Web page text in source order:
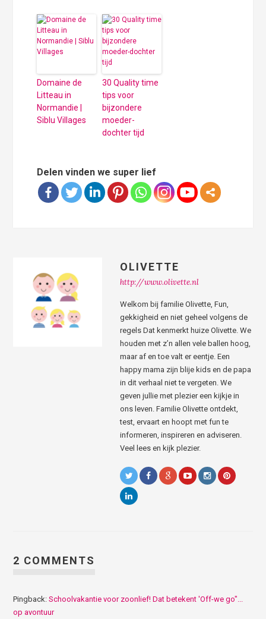
Domaine de
Litteau in
Normandie |
Siblu Villages
30 Quality time
tips voor
bijzondere
moeder-
dochter tijd
Delen vinden we super lief
OLIVETTE
http://www.olivette.nl
Welkom bij familie Olivette, Fun,
gekkigheid en niet geheel volgens de
regels Dat kenmerkt huize Olivette. We
houden met z’n allen vele ballen hoog,
maar af en toe valt er eentje. Een
happy mama zijn blije kids en de papa
in dit verhaal niet te vergeten. We
geven jullie met plezier een kijkje in
ons leven. Familie Olivette ontdekt,
test, ervaart en hoopt met fun te
informeren, inspireren en adviseren.
Veel lees en kijk plezier.
2 COMMENTS
Pingback:Schoolvakantie voor zoonlief! Dat betekent 'Off-we go"...
op avontuur